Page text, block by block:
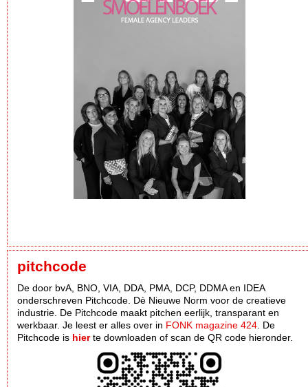
pitchcode
De door bvA, BNO, VIA, DDA, PMA, DCP, DDMA en IDEA
onderschreven Pitchcode. Dè Nieuwe Norm voor de creatieve
industrie. De Pitchcode maakt pitchen eerlijk, transparant en
werkbaar. Je leest er alles over in FONK magazine 424 . De
Pitchcode is hierte downloaden of scan de QR code hieronder.